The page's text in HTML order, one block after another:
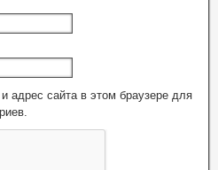
адрес сайта в этом браузере для